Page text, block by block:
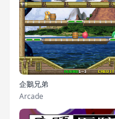
企鵝兄弟
Arcade